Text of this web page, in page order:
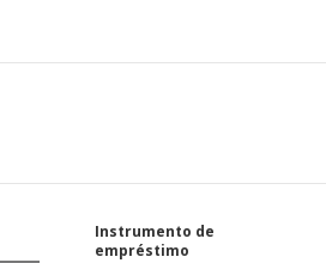
Instrumento de
empréstimo